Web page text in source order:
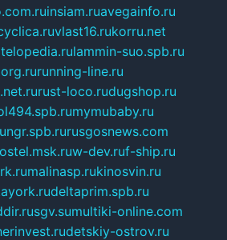
insiam.ruavegainfo.ru
vlast16.rukorru.net
lammin-suo.spb.ru
running-line.ru
rust-loco.rudugshop.ru
mymubaby.ru
ngr.spb.rurusgosnews.com
w-dev.ruf-ship.ru
malinasp.rukinosvin.ru
deltaprim.spb.ru
sgv.sumultiki-online.com
detskiy-ostrov.ru